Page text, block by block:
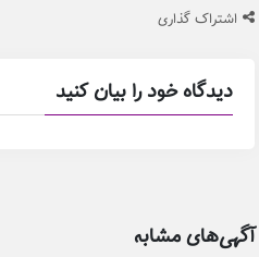
اشتراک گذاری
دیدگاه خود را بیان کنید
آگهی‌های مشابه